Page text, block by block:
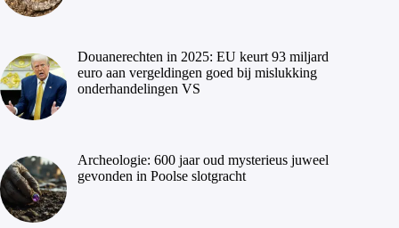
Douanerechten in 2025: EU keurt 93 miljard
euro aan vergeldingen goed bij mislukking
onderhandelingen VS
Archeologie: 600 jaar oud mysterieus juweel
gevonden in Poolse slotgracht